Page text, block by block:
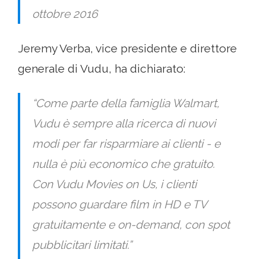
ottobre 2016
Jeremy Verba, vice presidente e direttore
generale di Vudu, ha dichiarato:
“Come parte della famiglia Walmart,
Vudu è sempre alla ricerca di nuovi
modi per far risparmiare ai clienti - e
nulla è più economico che gratuito.
Con Vudu Movies on Us, i clienti
possono guardare film in HD e TV
gratuitamente e on-demand, con spot
pubblicitari limitati.”